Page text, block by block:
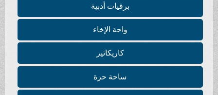
برقيات أدبية
واحة الإخاء
كاريكاتير
ساحة حرة